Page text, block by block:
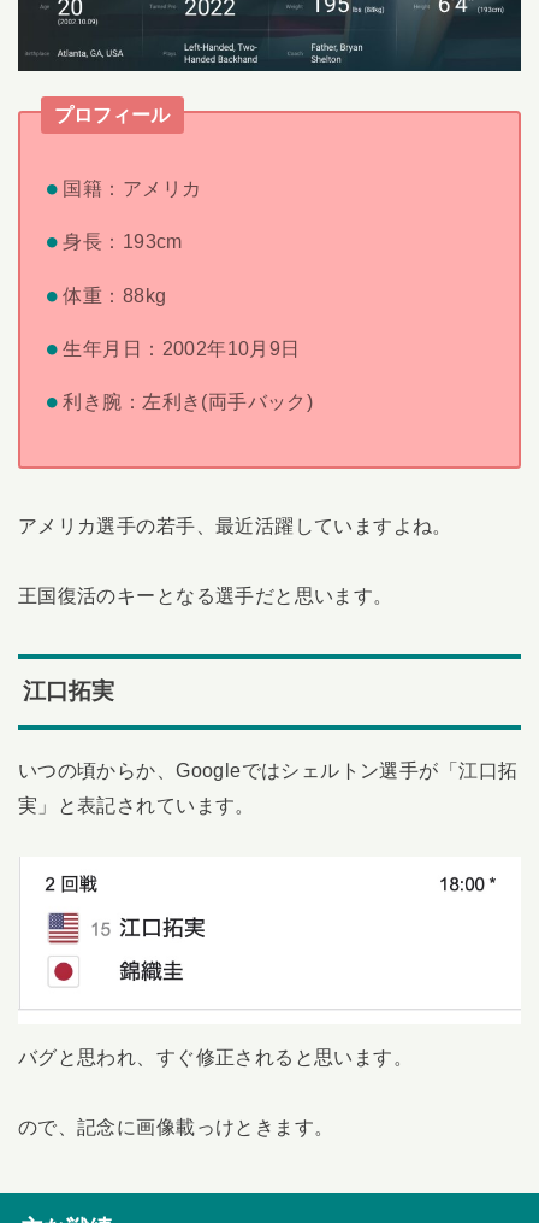
プロフィール
国籍：アメリカ
身長：193cm
体重：88kg
生年月日：2002年10月9日
利き腕：左利き(両手バック)
アメリカ選手の若手、最近活躍していますよね。
王国復活のキーとなる選手だと思います。
江口拓実
いつの頃からか、Googleではシェルトン選手が「江口拓
実」と表記されています。
バグと思われ、すぐ修正されると思います。
ので、記念に画像載っけときます。